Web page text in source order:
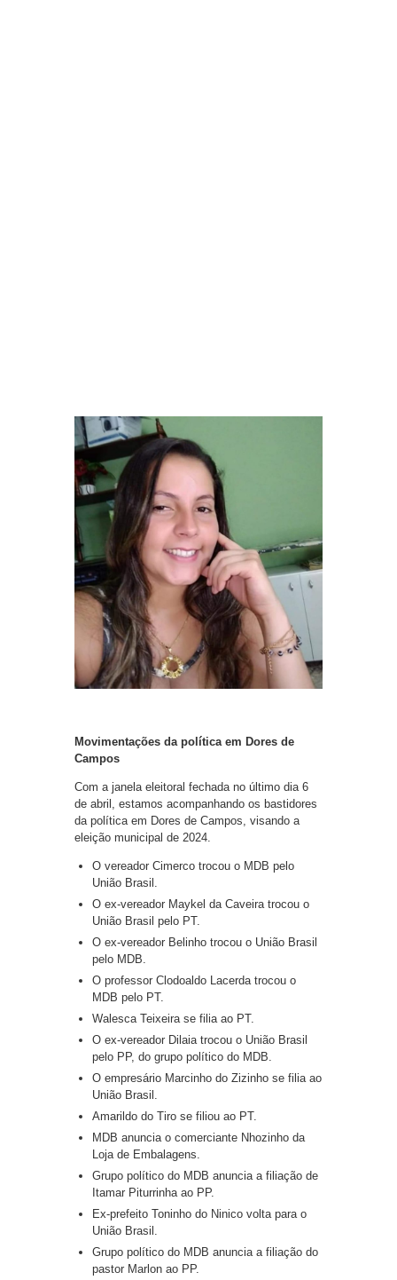
Movimentações da política em Dores de
Campos
Com a janela eleitoral fechada no último dia 6
de abril, estamos acompanhando os bastidores
da política em Dores de Campos, visando a
eleição municipal de 2024.
O vereador Cimerco trocou o MDB pelo
União Brasil.
O ex-vereador Maykel da Caveira trocou o
União Brasil pelo PT.
O ex-vereador Belinho trocou o União Brasil
pelo MDB.
O professor Clodoaldo Lacerda trocou o
MDB pelo PT.
Walesca Teixeira se filia ao PT.
O ex-vereador Dilaia trocou o União Brasil
pelo PP, do grupo político do MDB.
O empresário Marcinho do Zizinho se filia ao
União Brasil.
Amarildo do Tiro se filiou ao PT.
MDB anuncia o comerciante Nhozinho da
Loja de Embalagens.
Grupo político do MDB anuncia a filiação de
Itamar Piturrinha ao PP.
Ex-prefeito Toninho do Ninico volta para o
União Brasil.
Grupo político do MDB anuncia a filiação do
pastor Marlon ao PP.